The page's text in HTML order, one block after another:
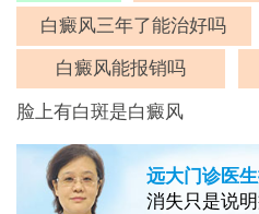
斑
白癜风三年了能治好吗
白癜风能报销吗
脸上有白斑是白癜风
远大门诊医
消失只是说